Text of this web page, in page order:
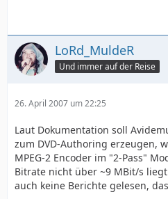
LoRd_MuldeR
Und immer auf der Reise
26. April 2007 um 22:25
Laut Dokumentation soll
zum DVD-Authoring erzeugen,
MPEG-2 Encoder im "2-Pass"
Bitrate nicht über ~9 MBit/s
auch keine Berichte gelesen,